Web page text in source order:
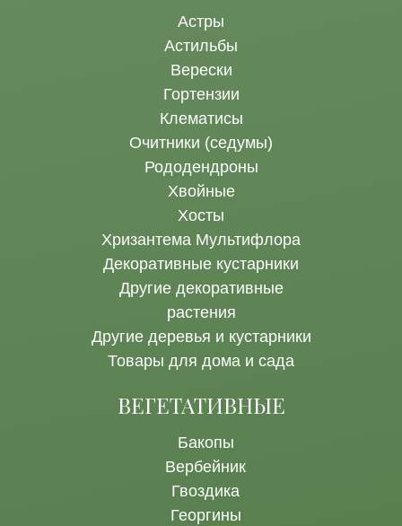
Астры
Астильбы
Верески
Гортензии
Клематисы
Очитники (седумы)
Рододендроны
Хвойные
Хосты
Хризантема Мультифлора
Декоративные кустарники
Другие декоративные
растения
Другие деревья и кустарники
Товары для дома и сада
Бакопы
Вербейник
Гвоздика
Георгины
ВЕГЕТАТИВНЫЕ